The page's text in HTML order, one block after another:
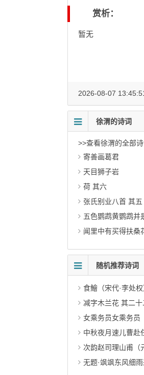
赏析：
暂无
2026-08-07
徐渭的诗词
>>查看徐渭的全部
寄善画葛君
天目狮子岩
荷 其六
张氏别业八首 其
五色鹦鹉黄鹦鹉并
闻里中有买得扶桑
随机推荐诗词
食鱠（宋代·李处权
减字木兰花 其二十
女乘务员女乘务员
中秋夜月速儿曹赴
次韵赵司理山甫（
无题·飒飒东风细雨